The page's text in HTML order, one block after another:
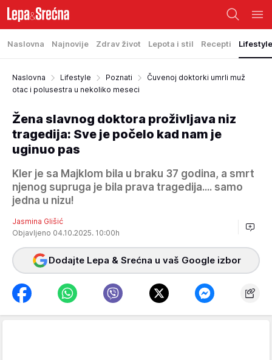
Naslovna Najnovije Zdrav život Lepota i stil Recepti Lifestyle
Naslovna Lifestyle Poznati
Čuvenoj doktorki umrli muž
otac i polusestra u nekoliko meseci
Žena slavnog doktora proživljava niz
tragedija: Sve je počelo kad nam je
uginuo pas
Kler je sa Majklom bila u braku 37 godina, a smrt
njenog supruga je bila prava tragedija.... samo
jedna u nizu!
Jasmina Glišić
Objavljeno 04.10.2025. 10:00h
Dodajte Lepa & Srećna u vaš Google izbor